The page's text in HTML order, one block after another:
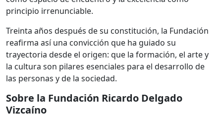
principio irrenunciable.
Treinta años después de su constitución, la Fundación
reafirma así una convicción que ha guiado su
trayectoria desde el origen: que la formación, el arte y
la cultura son pilares esenciales para el desarrollo de
las personas y de la sociedad.
Sobre la Fundación Ricardo Delgado
Vizcaíno